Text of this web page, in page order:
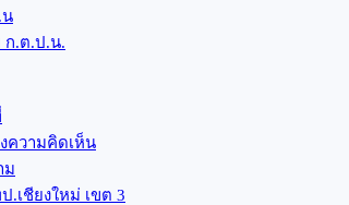
น
ก.ต.ป.น.
ความคิดเห็น
ม
.เชียงใหม่ เขต 3